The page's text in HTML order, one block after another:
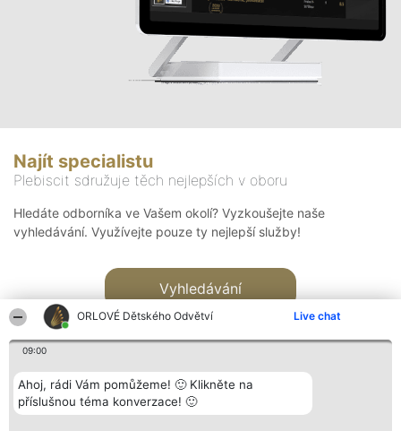
ORLOVÉ Dětského Odvětví Live chat
09:00
Ahoj, rádi Vám pomůžeme! 🙂 Klikněte na
příslušnou téma konverzace! 🙂
Najít specialistu
Plebiscit sdružuje těch nejlepších v oboru
Hledáte odborníka ve Vašem okolí? Vyzkoušejte naše
vyhledávání. Využívejte pouze ty nejlepší služby!
Vyhledávání